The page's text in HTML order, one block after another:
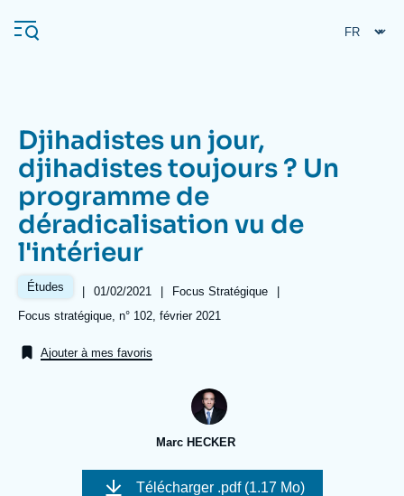
au
contenu
Navigation
principale
L'Ifri
Analyses
Événements
Se connecter
À propos de l'Ifri
L'Ifri en bref
Recherches fréquentes
Proche-Orient
Djihadistes un jour,
djihadistes toujours ? Un
programme de
déradicalisation vu de
l'intérieur
Études |
Date
publication
01/02/2021 |
Référence
taxonomie
Focus Stratégique
|
Références
Focus stratégique, n° 102, février 2021
Ajouter à mes favoris
Marc HECKER
Télécharger .pdf (1.17 Mo)